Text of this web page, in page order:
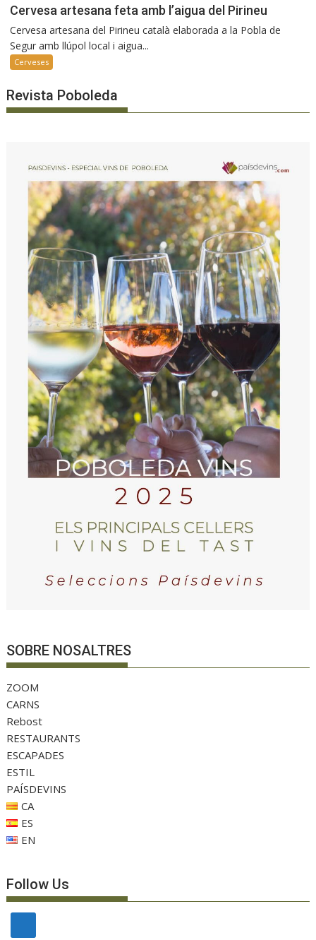
Cervesa artesana feta amb l’aigua del Pirineu
Cervesa artesana del Pirineu català elaborada a la Pobla de
Segur amb llúpol local i aigua...
Cerveses
Revista Poboleda
SOBRE NOSALTRES
ZOOM
CARNS
Rebost
RESTAURANTS
ESCAPADES
ESTIL
PAÍSDEVINS
CA
ES
EN
Follow Us